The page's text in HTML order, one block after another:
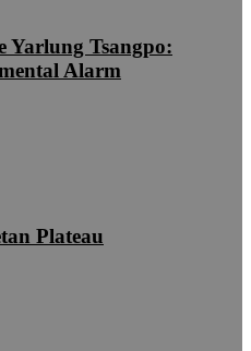
Yarlung Tsangpo:
Alarm
Plateau